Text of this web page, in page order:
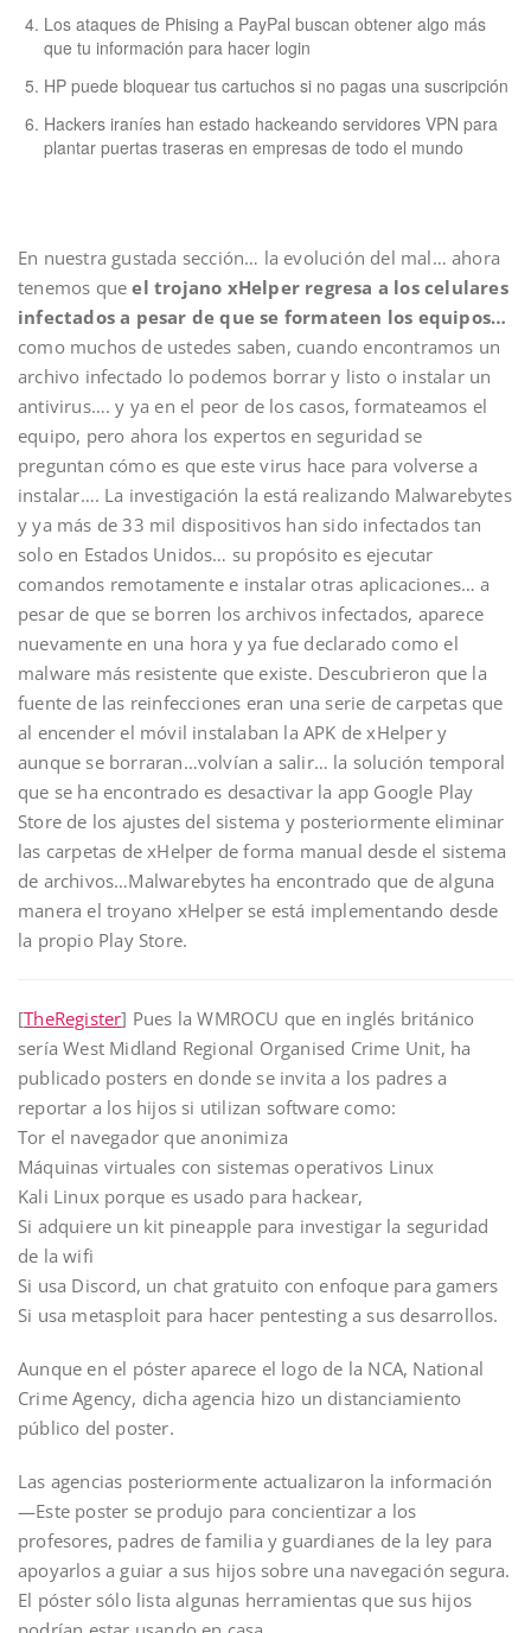
Los ataques de Phising a PayPal buscan obtener algo más
que tu información para hacer login
HP puede bloquear tus cartuchos si no pagas una suscripción
Hackers iraníes han estado hackeando servidores VPN para
plantar puertas traseras en empresas de todo el mundo
En nuestra gustada sección… la evolución del mal… ahora
tenemos queel trojano xHelper regresa a los celulares
infectados a pesar de que se formateen los equipos…
como muchos de ustedes saben, cuando encontramos un
archivo infectado lo podemos borrar y listo o instalar un
antivirus…. y ya en el peor de los casos, formateamos el
equipo, pero ahora los expertos en seguridad se
preguntan cómo es que este virus hace para volverse a
instalar…. La investigación la está realizando Malwarebytes
y ya más de 33 mil dispositivos han sido infectados tan
solo en Estados Unidos… su propósito es ejecutar
comandos remotamente e instalar otras aplicaciones… a
pesar de que se borren los archivos infectados, aparece
nuevamente en una hora y ya fue declarado como el
malware más resistente que existe. Descubrieron que la
fuente de las reinfecciones eran una serie de carpetas que
al encender el móvil instalaban la APK de xHelper y
aunque se borraran…volvían a salir… la solución temporal
que se ha encontrado es desactivar la app Google Play
Store de los ajustes del sistema y posteriormente eliminar
las carpetas de xHelper de forma manual desde el sistema
de archivos…Malwarebytes ha encontrado que de alguna
manera el troyano xHelper se está implementando desde
la propio Play Store.
[TheRegister] Pues la WMROCU que en inglés británico
sería West Midland Regional Organised Crime Unit, ha
publicado posters en donde se invita a los padres a
reportar a los hijos si utilizan software como:
Tor el navegador que anonimiza
Máquinas virtuales con sistemas operativos Linux
Kali Linux porque es usado para hackear,
Si adquiere un kit pineapple para investigar la seguridad
de la wifi
Si usa Discord, un chat gratuito con enfoque para gamers
Si usa metasploit para hacer pentesting a sus desarrollos.
Aunque en el póster aparece el logo de la NCA, National
Crime Agency, dicha agencia hizo un distanciamiento
público del poster.
Las agencias posteriormente actualizaron la información
—Este poster se produjo para concientizar a los
profesores, padres de familia y guardianes de la ley para
apoyarlos a guiar a sus hijos sobre una navegación segura.
El póster sólo lista algunas herramientas que sus hijos